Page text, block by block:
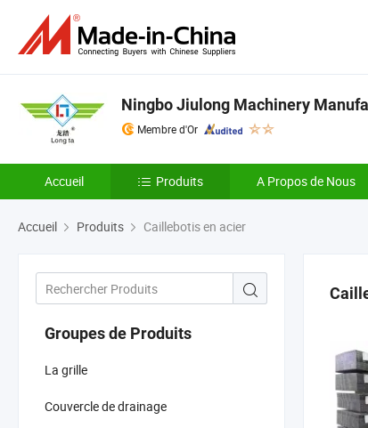
Ningbo Jiulong Machinery
Membre d'Or
Accueil Produits A Propos de Nous
Accueil Produits Caillebotis en acier
Groupes de Produits
La grille
Couvercle de drainage